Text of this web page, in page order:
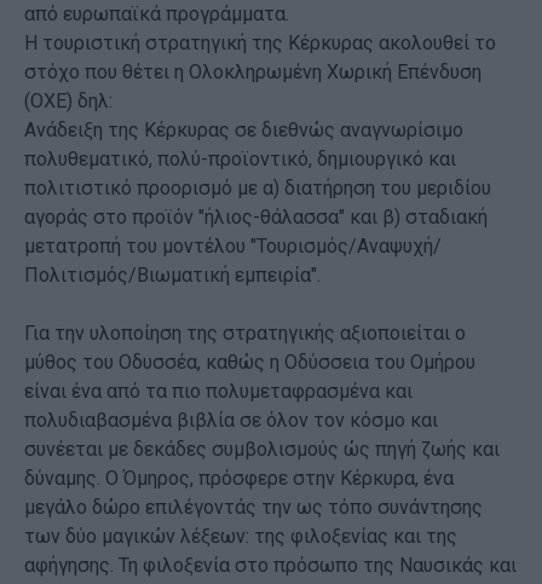
από ευρωπαϊκά προγράμματα.
Η τουριστική στρατηγική της Κέρκυρας ακολουθεί το
στόχο που θέτει η Ολοκληρωμένη Χωρική Επένδυση
(ΟΧΕ) δηλ:
Ανάδειξη της Κέρκυρας σε διεθνώς αναγνωρίσιμο
πολυθεματικό, πολύ-προϊοντικό, δημιουργικό και
πολιτιστικό προορισμό με α) διατήρηση του μεριδίου
αγοράς στο προϊόν "ήλιος-θάλασσα" και β) σταδιακή
μετατροπή του μοντέλου "Τουρισμός/Αναψυχή/
Πολιτισμός/Βιωματική εμπειρία".
Για την υλοποίηση της στρατηγικής αξιοποιείται ο
μύθος του Οδυσσέα, καθώς η Οδύσσεια του Ομήρου
είναι ένα από τα πιο πολυμεταφρασμένα και
πολυδιαβασμένα βιβλία σε όλον τον κόσμο και
συνέεται με δεκάδες συμβολισμούς ώς πηγή ζωής και
δύναμης. Ο Όμηρος, πρόσφερε στην Κέρκυρα, ένα
μεγάλο δώρο επιλέγοντάς την ως τόπο συνάντησης
των δύο μαγικών λέξεων: της φιλοξενίας και της
αφήγησης. Τη φιλοξενία στο πρόσωπο της Ναυσικάς και